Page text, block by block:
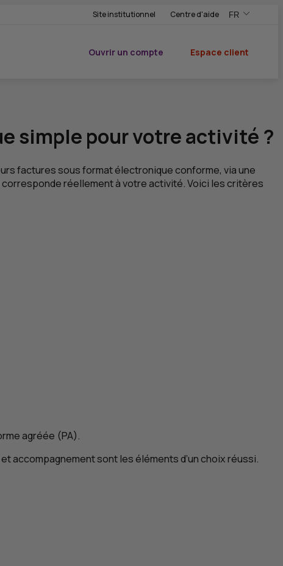
Site institutionnel Centre d'aide FR
,Version
,Changer de
Ouvrir un compte
Espace client
simple pour votre activité ?
factures sous format électronique conforme, via une
réellement à votre activité. Voici les critères
agréée (PA).
accompagnement sont les éléments d’un choix réussi.